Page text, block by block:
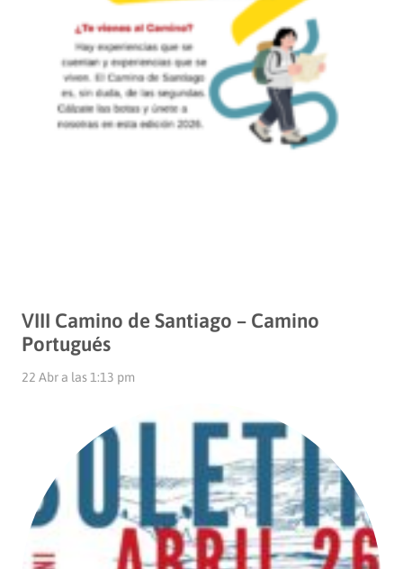
VIII Camino de Santiago – Camino
Portugués
22 Abr a las 1:13 pm